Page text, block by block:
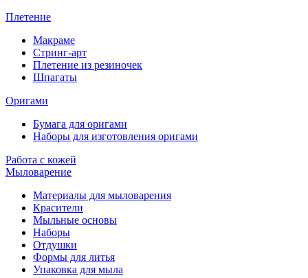
Плетение
Макраме
Стринг-арт
Плетение из резиночек
Шпагаты
Оригами
Бумага для оригами
Наборы для изготовления оригами
Работа с кожей
Мыловарение
Материалы для мыловарения
Красители
Мыльные основы
Наборы
Отдушки
Формы для литья
Упаковка для мыла